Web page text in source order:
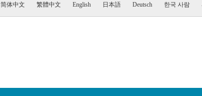
简体中文 繁體中文 English 日本語 Deutsch 한국 사람